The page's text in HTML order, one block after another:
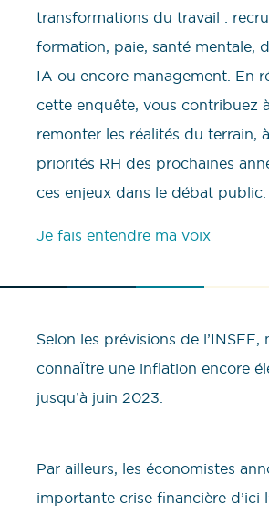
transformations du travail :
formation, paie, santé mentale,
IA ou encore management. En
cette enquête, vous contribuez
remonter les réalités du terrain,
priorités RH des prochaines
ces enjeux dans le débat public.
Je fais entendre ma voix
Selon les prévisions de l’INSEE,
connaÏtre une inflation encore
jusqu’à juin 2023.
Par ailleurs, les économistes
importante crise financière d’ici